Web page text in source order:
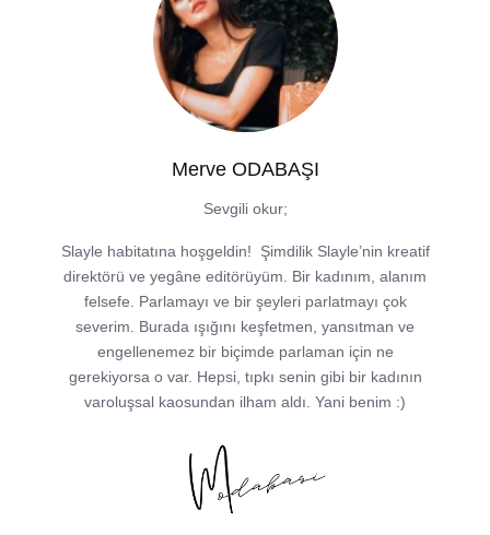
Merve ODABAŞI
Sevgili okur;
Slayle habitatına hoşgeldin! Şimdilik Slayle’nin kreatif
direktörü ve yegâne editörüyüm. Bir kadınım, alanım
felsefe. Parlamayı ve bir şeyleri parlatmayı çok
severim. Burada ışığını keşfetmen, yansıtman ve
engellenemez bir biçimde parlaman için ne
gerekiyorsa o var. Hepsi, tıpkı senin gibi bir kadının
varoluşsal kaosundan ilham aldı. Yani benim :)